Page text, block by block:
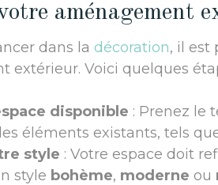
aménagement
dans la décoration, il est
extérieur. Voici quelques
disponible : Prenez le
éléments existants, tels
style : Votre espace doit
style bohème, moderne ou